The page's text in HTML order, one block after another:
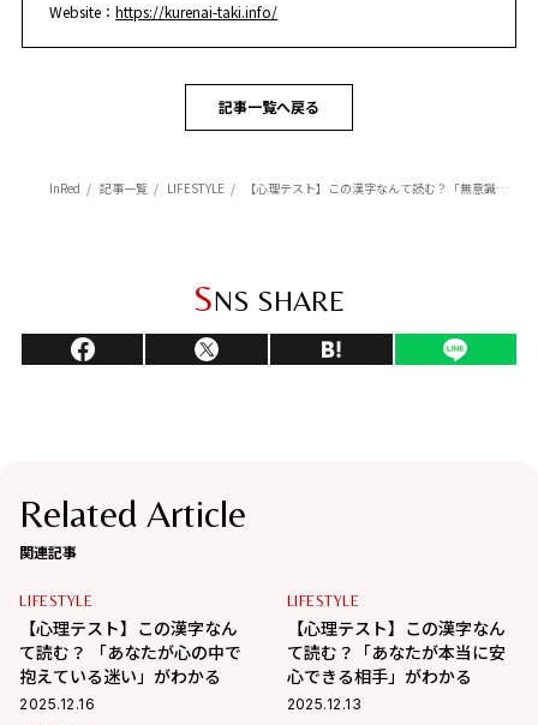
Website：https://kurenai-taki.info/
記事一覧へ戻る
InRed 記事一覧 LIFESTYLE 【心理テスト】この漢字なんて読む？「無意識にやっている金運を下げる習慣」がわかる！
SNS SHARE
Related Article
関連記事
LIFESTYLE
【心理テスト】この漢字なん
て読む？ 「あなたが心の中で
抱えている迷い」がわかる
2025.12.16
LIFESTYLE
【心理テスト】この漢字なん
て読む？「あなたが本当に安
心できる相手」がわかる
2025.12.13